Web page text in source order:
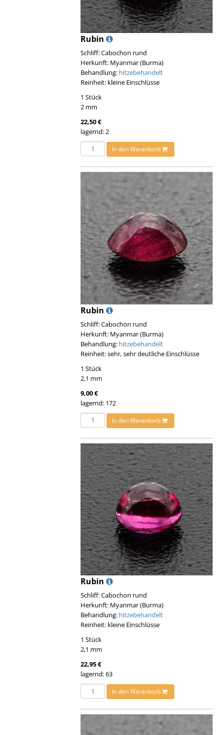
Rubin
Schliff: Cabochon rund
Herkunft: Myanmar (Burma)
Behandlung: hitzebehandelt
Reinheit: kleine Einschlüsse
1 Stück
2 mm
22,50 €
lagernd: 2
In den Warenkorb
Rubin
Schliff: Cabochon rund
Herkunft: Myanmar (Burma)
Behandlung: hitzebehandelt
Reinheit: sehr, sehr deutliche Einschlüsse
1 Stück
2,1 mm
9,00 €
lagernd: 172
In den Warenkorb
Rubin
Schliff: Cabochon rund
Herkunft: Myanmar (Burma)
Behandlung: hitzebehandelt
Reinheit: kleine Einschlüsse
1 Stück
2,1 mm
22,95 €
lagernd: 63
In den Warenkorb